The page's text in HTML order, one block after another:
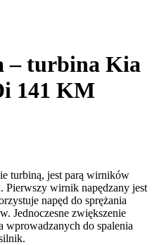
– turbina Kia
141 KM
turbiną, jest parą wirników
Pierwszy wirnik napędzany jest
napęd do sprężania
Jednoczesne zwiększenie
do spalenia